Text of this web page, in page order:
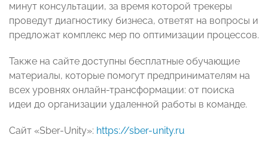
минут консультации, за время которой трекеры
проведут диагностику бизнеса, ответят на вопросы и
предложат комплекс мер по оптимизации процессов.
Также на сайте доступны бесплатные обучающие
материалы, которые помогут предпринимателям на
всех уровнях онлайн-трансформации: от поиска
идеи до организации удаленной работы в команде.
Сайт «Sber-Unity»: https://sber-unity.ru